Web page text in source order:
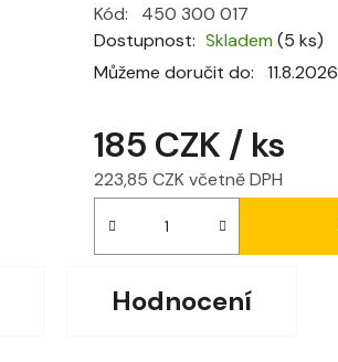
5
hvězdiček.
Dostupnost Skladem (5 ks)
Můžeme doručit do:
11.8.2026
Kód: 450 300 017
185 CZK / ks
223,85 CZK včetně DPH
Hodnocení